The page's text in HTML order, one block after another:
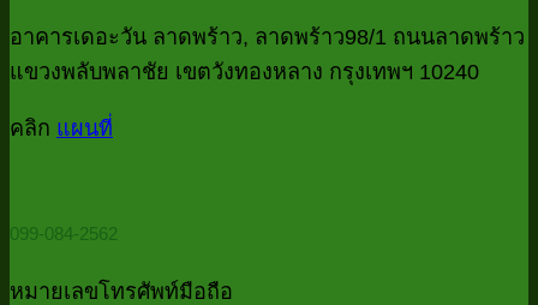
MS
Access
บัญชี
ที่
ต้อง
Power
ทั้ง
บน
Data
อาคารเดอะวัน ลาดพร้าว, ลาดพร้าว98/1 ถนนลาดพร้าว
แขวงพลับพลาชัย เขตวังทองหลาง กรุงเทพฯ 10240
คลิก แผนที่
099-084-2562
หมายเลขโทรศัพท์มือถือ